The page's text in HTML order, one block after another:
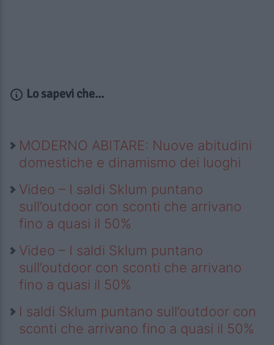
Lo sapevi che...
MODERNO ABITARE: Nuove abitudini
domestiche e dinamismo dei luoghi
Video – I saldi Sklum puntano
sull’outdoor con sconti che arrivano
fino a quasi il 50%
Video – I saldi Sklum puntano
sull’outdoor con sconti che arrivano
fino a quasi il 50%
I saldi Sklum puntano sull’outdoor con
sconti che arrivano fino a quasi il 50%